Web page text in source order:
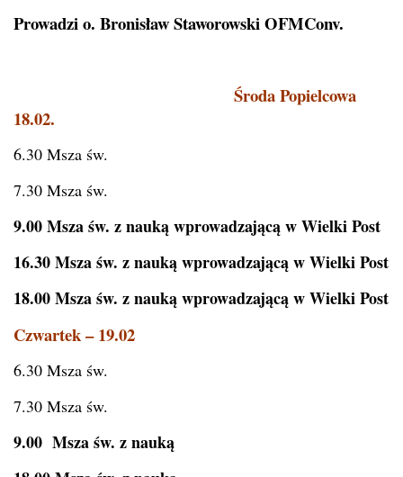
Prowadzi o. Bronisław Staworowski OFMConv.
Środa Popielcowa
18.02.
6.30 Msza św.
7.30 Msza św.
9.00 Msza św. z nauką wprowadzającą w Wielki Post
16.30 Msza św. z nauką wprowadzającą w Wielki Post
18.00 Msza św. z nauką wprowadzającą w Wielki Post
Czwartek – 19.02
6.30 Msza św.
7.30 Msza św.
9.00 Msza św. z nauką